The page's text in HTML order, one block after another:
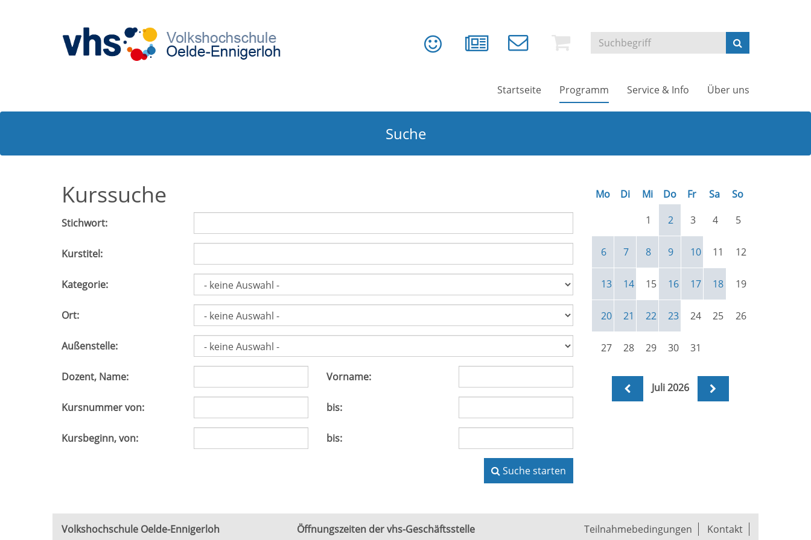
Startseite Programm Service & Info Über uns
Suche
Kurssuche
Stichwort:
Kurstitel:
Kategorie:
Ort:
Außenstelle:
Dozent, Name: Vorname:
Kursnummer von: bis:
Kursbeginn, von: bis:
Suche starten
Mo Di Mi Do Fr Sa
So
1
2 3 4 5
6 7 8 9 10 11 12
13 14 15 16 17 18 19
20 21 22 23 24 25 26
27 28 29 30 31
Juli 2026
Volkshochschule Oelde-Ennigerloh Öffnungszeiten der vhs-Geschäftsstelle Teilnahmebedingungen Kontakt